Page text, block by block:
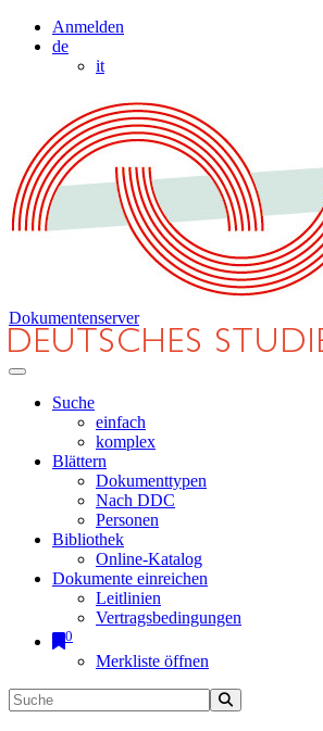
Anmelden
de
it
Dokumentenserver
Suche
einfach
komplex
Blättern
Dokumenttypen
Nach DDC
Personen
Bibliothek
Online-Katalog
Dokumente einreichen
Leitlinien
Vertragsbedingungen
0
Merkliste öffnen